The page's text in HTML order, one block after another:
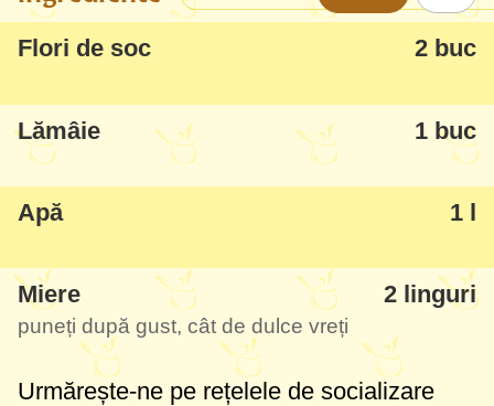
încă o dată (că tot am învățat din greșeli:)
și o să vedeți și socata pe site zilele
Acum să vă arăt cum foloseam și folosesc
florile de soc pentru a face o băutură super
aromată - o fac deja de vreo 3 ani - și este
bună soluție dacă vă place aroma de soc
dar nu aveți timp și chef să faceți socată -
Limonadă "șocată" :)
Flori de soc 2 buc
Lămâie 1 buc
Apă 1 l
Miere 2 linguri
puneți după gust, cât de dulce vreți
Urmărește-ne pe rețelele de socializare